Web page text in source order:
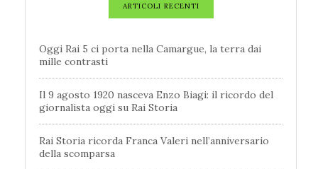
ARTICOLI RECENTI
Oggi Rai 5 ci porta nella Camargue, la terra dai
mille contrasti
Il 9 agosto 1920 nasceva Enzo Biagi: il ricordo del
giornalista oggi su Rai Storia
Rai Storia ricorda Franca Valeri nell’anniversario
della scomparsa